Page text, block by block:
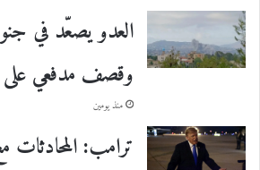
العدو يصعّد في
وقصف مدفعي
منذ يومين
ترامب: المحادثات